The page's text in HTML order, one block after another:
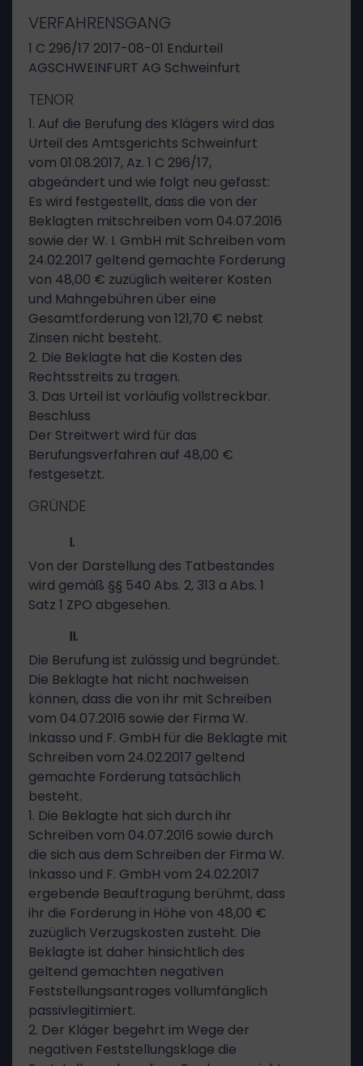
VERFAHRENSGANG
1 C 296/17 2017-08-01 Endurteil
AGSCHWEINFURT AG Schweinfurt
TENOR
1. Auf die Berufung des Klägers wird das
Urteil des Amtsgerichts Schweinfurt
vom 01.08.2017, Az. 1 C 296/17,
abgeändert und wie folgt neu gefasst:
Es wird festgestellt, dass die von der
Beklagten mitschreiben vom 04.07.2016
sowie der W. I. GmbH mit Schreiben vom
24.02.2017 geltend gemachte Forderung
von 48,00 € zuzüglich weiterer Kosten
und Mahngebühren über eine
Gesamtforderung von 121,70 € nebst
Zinsen nicht besteht.
2. Die Beklagte hat die Kosten des
Rechtsstreits zu tragen.
3. Das Urteil ist vorläufig vollstreckbar.
Beschluss
Der Streitwert wird für das
Berufungsverfahren auf 48,00 €
festgesetzt.
GRÜNDE
I.
Von der Darstellung des Tatbestandes
wird gemäß §§ 540 Abs. 2, 313 a Abs. 1
Satz 1 ZPO abgesehen.
II.
Die Berufung ist zulässig und begründet.
Die Beklagte hat nicht nachweisen
können, dass die von ihr mit Schreiben
vom 04.07.2016 sowie der Firma W.
Inkasso und F. GmbH für die Beklagte mit
Schreiben vom 24.02.2017 geltend
gemachte Forderung tatsächlich
besteht.
1. Die Beklagte hat sich durch ihr
Schreiben vom 04.07.2016 sowie durch
die sich aus dem Schreiben der Firma W.
Inkasso und F. GmbH vom 24.02.2017
ergebende Beauftragung berühmt, dass
ihr die Forderung in Höhe von 48,00 €
zuzüglich Verzugskosten zusteht. Die
Beklagte ist daher hinsichtlich des
geltend gemachten negativen
Feststellungsantrages vollumfänglich
passivlegitimiert.
2. Der Kläger begehrt im Wege der
negativen Feststellungsklage die